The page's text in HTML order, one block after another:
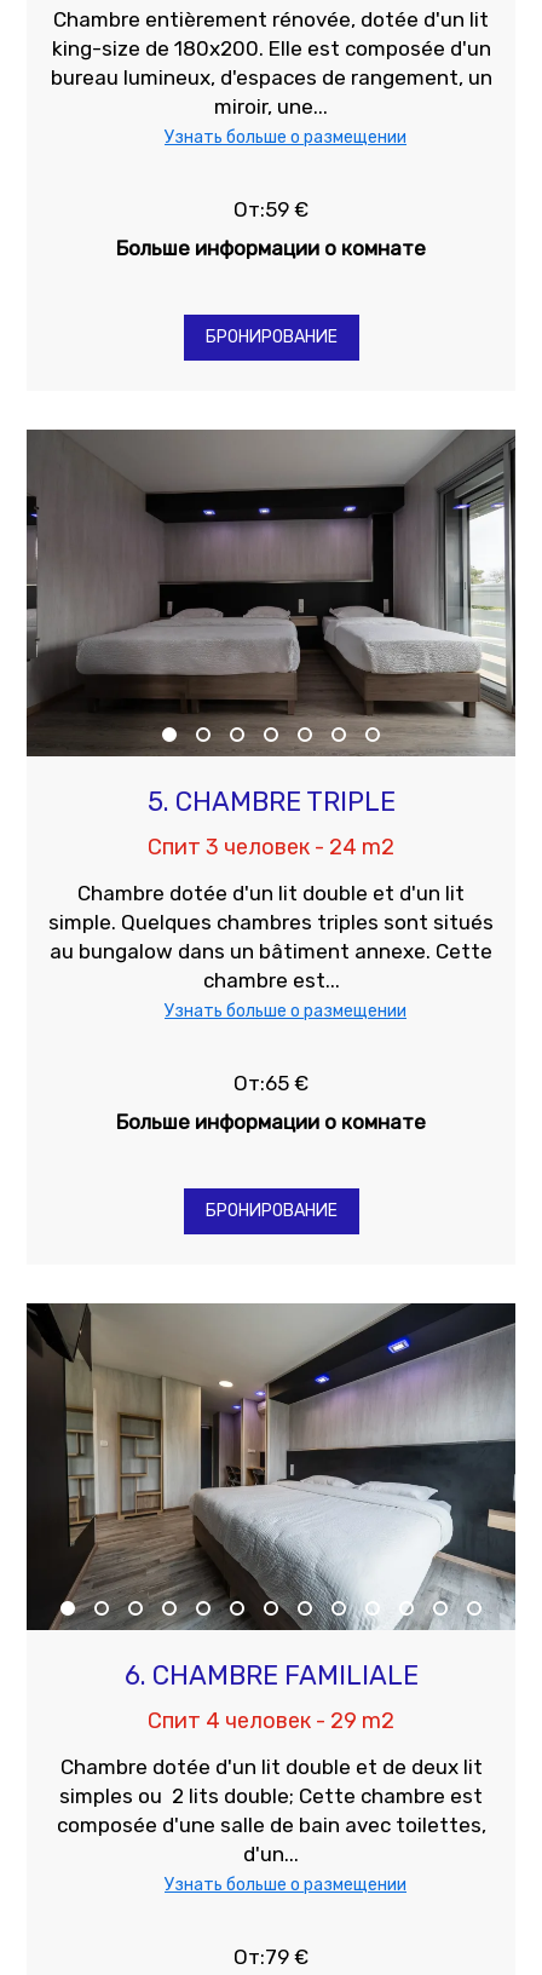
Chambre entièrement rénovée, dotée d'un lit
king-size de 180x200. Elle est composée d'un
bureau lumineux, d'espaces de rangement, un
miroir, une...
Узнать больше о размещении
От:59 €
Больше информации о комнате
БРОНИРОВАНИЕ
5. CHAMBRE TRIPLE
Спит 3 человек - 24 m2
Chambre dotée d'un lit double et d'un lit
simple. Quelques chambres triples sont situés
au bungalow dans un bâtiment annexe. Cette
chambre est...
Узнать больше о размещении
От:65 €
Больше информации о комнате
БРОНИРОВАНИЕ
6. CHAMBRE FAMILIALE
Спит 4 человек - 29 m2
Chambre dotée d'un lit double et de deux lit
simples ou 2 lits double; Cette chambre est
composée d'une salle de bain avec toilettes,
d'un...
Узнать больше о размещении
От:79 €